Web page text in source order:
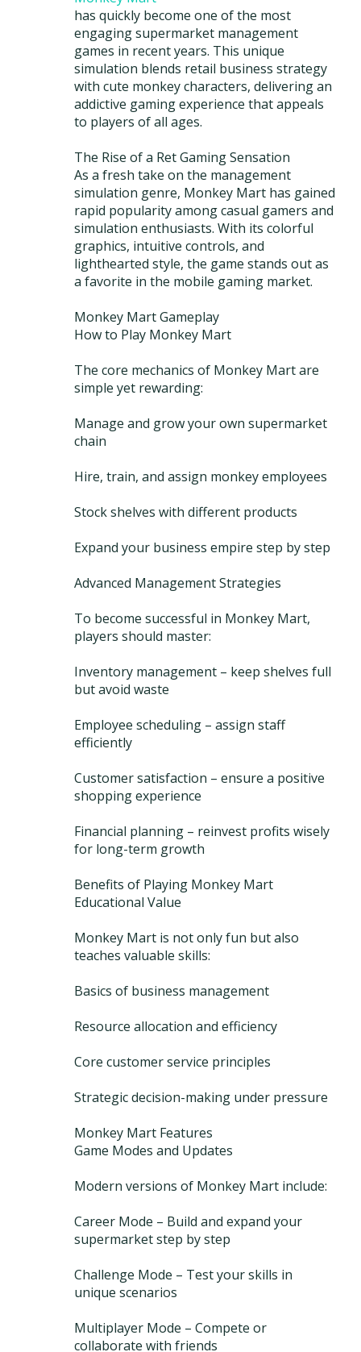
has quickly become one of the most
engaging supermarket management
games in recent years. This unique
simulation blends retail business strategy
with cute monkey characters, delivering an
addictive gaming experience that appeals
to players of all ages.
The Rise of a Ret Gaming Sensation
As a fresh take on the management
simulation genre, Monkey Mart has gained
rapid popularity among casual gamers and
simulation enthusiasts. With its colorful
graphics, intuitive controls, and
lighthearted style, the game stands out as
a favorite in the mobile gaming market.
Monkey Mart Gameplay
How to Play Monkey Mart
The core mechanics of Monkey Mart are
simple yet rewarding:
Manage and grow your own supermarket
chain
Hire, train, and assign monkey employees
Stock shelves with different products
Expand your business empire step by step
Advanced Management Strategies
To become successful in Monkey Mart,
players should master:
Inventory management – keep shelves full
but avoid waste
Employee scheduling – assign staff
efficiently
Customer satisfaction – ensure a positive
shopping experience
Financial planning – reinvest profits wisely
for long-term growth
Benefits of Playing Monkey Mart
Educational Value
Monkey Mart is not only fun but also
teaches valuable skills:
Basics of business management
Resource allocation and efficiency
Core customer service principles
Strategic decision-making under pressure
Monkey Mart Features
Game Modes and Updates
Modern versions of Monkey Mart include:
Career Mode – Build and expand your
supermarket step by step
Challenge Mode – Test your skills in
unique scenarios
Multiplayer Mode – Compete or
collaborate with friends